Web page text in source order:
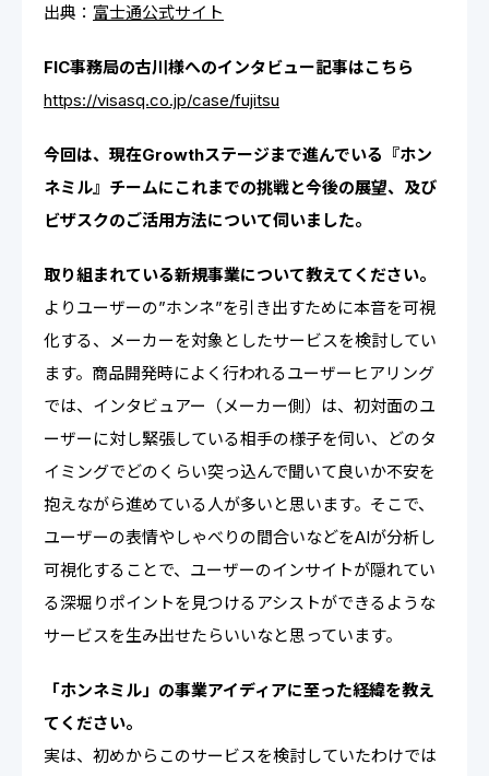
出典： 富士通公式サイト
FIC事務局の古川様へのインタビュー記事はこちら
https://visasq.co.jp/case/fujitsu
今回は、現在Growthステージまで進んでいる『ホン
ネミル』チームにこれまでの挑戦と今後の展望、及び
ビザスクのご活用方法について伺いました。
取り組まれている新規事業について教えてください。
よりユーザーの”ホンネ”を引き出すために本音を可視
化する、メーカーを対象としたサービスを検討してい
ます。商品開発時によく行われるユーザーヒアリング
では、インタビュアー（メーカー側）は、初対面のユ
ーザーに対し緊張している相手の様子を伺い、どのタ
イミングでどのくらい突っ込んで聞いて良いか不安を
抱えながら進めている人が多いと思います。そこで、
ユーザーの表情やしゃべりの間合いなどをAIが分析し
可視化することで、ユーザーのインサイトが隠れてい
る深堀りポイントを見つけるアシストができるような
サービスを生み出せたらいいなと思っています。
「ホンネミル」の事業アイディアに至った経緯を教え
てください。
実は、初めからこのサービスを検討していたわけでは